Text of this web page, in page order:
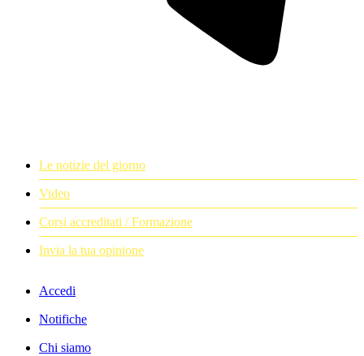
Le notizie del giorno
Video
Corsi accreditati / Formazione
Invia la tua opinione
Accedi
Notifiche
Chi siamo